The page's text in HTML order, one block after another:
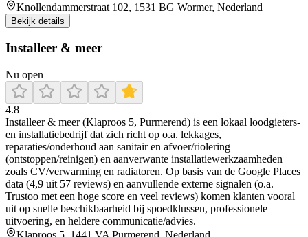
Knollendammerstraat 102, 1531 BG Wormer, Nederland
Bekijk details
Installeer & meer
Nu open
4.8
Installeer & meer (Klaproos 5, Purmerend) is een lokaal loodgieters-
en installatiebedrijf dat zich richt op o.a. lekkages,
reparaties/onderhoud aan sanitair en afvoer/riolering
(ontstoppen/reinigen) en aanverwante installatiewerkzaamheden
zoals CV/verwarming en radiatoren. Op basis van de Google Places
data (4,9 uit 57 reviews) en aanvullende externe signalen (o.a.
Trustoo met een hoge score en veel reviews) komen klanten vooral
uit op snelle beschikbaarheid bij spoedklussen, professionele
uitvoering, en heldere communicatie/advies.
Klaproos 5, 1441 VA Purmerend, Nederland